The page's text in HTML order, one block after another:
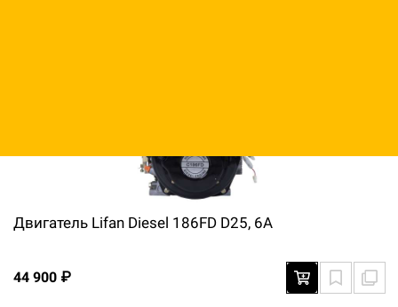
Двигатель Lifan Diesel 186FD D25, 6A
44 900 ₽